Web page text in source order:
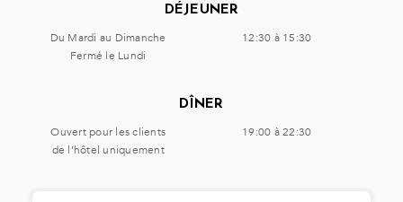
DÉJEUNER
Du Mardi au Dimanche
Fermé le Lundi
12:30 à 15:30
DÎNER
Ouvert pour les clients
de l’hôtel uniquement
19:00 à 22:30